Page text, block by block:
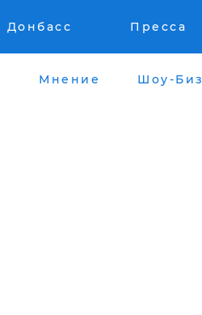
Донбасс Пресса
Мнение Шоу-Биз